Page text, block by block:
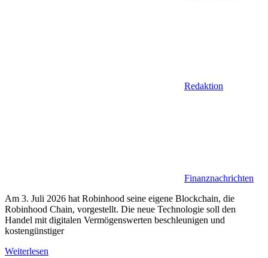
Redaktion
Finanznachrichten
Am 3. Juli 2026 hat Robinhood seine eigene Blockchain, die
Robinhood Chain, vorgestellt. Die neue Technologie soll den
Handel mit digitalen Vermögenswerten beschleunigen und
kostengünstiger
Weiterlesen